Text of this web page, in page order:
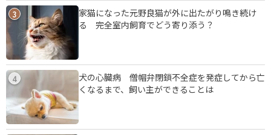
3
家猫になった元野良猫が外に出たがり鳴き続け
る 完全室内飼育でどう寄り添う？
4
犬の心臓病 僧帽弁閉鎖不全症を発症してから亡
くなるまで、飼い主ができることは